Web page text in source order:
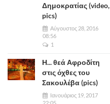
Δημοκρατίας (video,
pics)
Αύγουστος 28, 2016
08:56
1
Η... θεά Αφροδίτη
στις όχθες του
Σακουλέβα (pics)
Ιανουάριος 19, 2017
22:05